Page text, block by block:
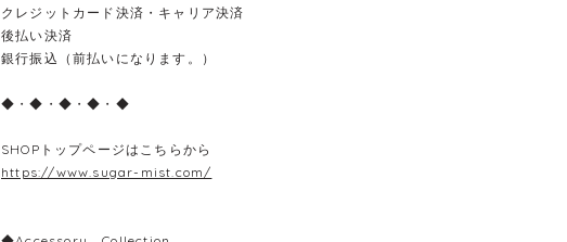
クレジットカード決済・キャリア決済
後払い決済
銀行振込（前払いになります。）
◆・◆・◆・◆・◆
SHOPトップページはこちらから
https://www.sugar-mist.com/